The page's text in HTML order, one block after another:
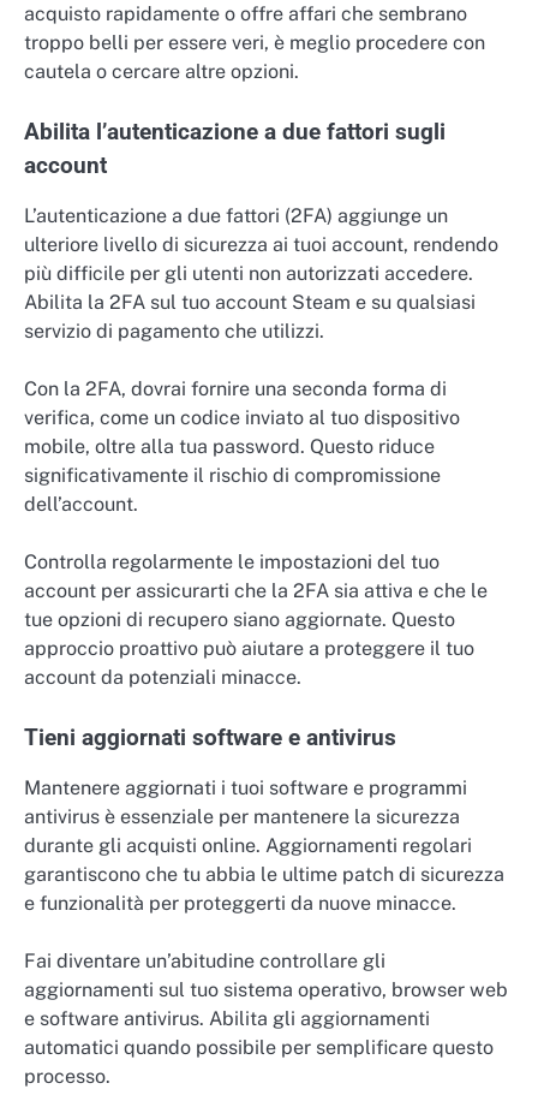
acquisto rapidamente o offre affari che sembrano
troppo belli per essere veri, è meglio procedere con
cautela o cercare altre opzioni.
Abilita l’autenticazione a due fattori sugli
account
L’autenticazione a due fattori (2FA) aggiunge un
ulteriore livello di sicurezza ai tuoi account, rendendo
più difficile per gli utenti non autorizzati accedere.
Abilita la 2FA sul tuo account Steam e su qualsiasi
servizio di pagamento che utilizzi.
Con la 2FA, dovrai fornire una seconda forma di
verifica, come un codice inviato al tuo dispositivo
mobile, oltre alla tua password. Questo riduce
significativamente il rischio di compromissione
dell’account.
Controlla regolarmente le impostazioni del tuo
account per assicurarti che la 2FA sia attiva e che le
tue opzioni di recupero siano aggiornate. Questo
approccio proattivo può aiutare a proteggere il tuo
account da potenziali minacce.
Tieni aggiornati software e antivirus
Mantenere aggiornati i tuoi software e programmi
antivirus è essenziale per mantenere la sicurezza
durante gli acquisti online. Aggiornamenti regolari
garantiscono che tu abbia le ultime patch di sicurezza
e funzionalità per proteggerti da nuove minacce.
Fai diventare un’abitudine controllare gli
aggiornamenti sul tuo sistema operativo, browser web
e software antivirus. Abilita gli aggiornamenti
automatici quando possibile per semplificare questo
processo.